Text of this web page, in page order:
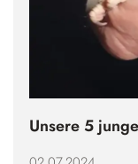
Unsere 5